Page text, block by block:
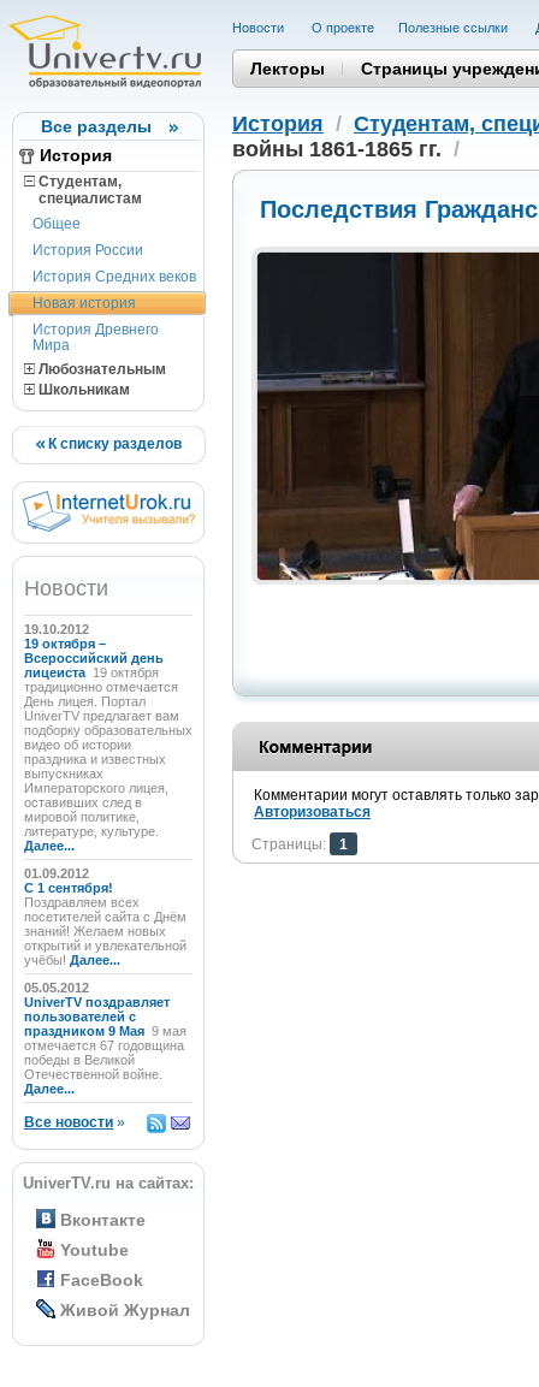
Все разделы
История
Студентам,
cпециалистам
Общее
История России
История Средних веков
Новая история
История Древнего
Мира
Любознательным
Школьникам
К списку разделов
Новости
19.10.2012
19 октября –
Всероссийский день
лицеиста 19 октября
традиционно отмечается
День лицея. Портал
UniverTV предлагает вам
подборку образовательных
видео об истории
праздника и известных
выпускниках
Императорского лицея,
оставивших след в
мировой политике,
литературе, культуре.
Далее...
01.09.2012
C 1 сентября!
Поздравляем всех
посетителей сайта с Днём
знаний! Желаем новых
открытий и увлекательной
учёбы! Далее...
05.05.2012
UniverTV поздравляет
пользователей с
праздником 9 Мая 9 мая
отмечается 67 годовщина
победы в Великой
Отечественной войне.
Далее...
Все новости »
UniverTV.ru на сайтах:
Вконтакте
Youtube
FaceBook
Живой Журнал
Новости О проекте Полезные cсылки
Лекторы Страницы
История / Студентам,
войны 1861-1865 гг. /
Последствия
Комментарии могут оставлять только
Авторизоваться
Страницы:
1